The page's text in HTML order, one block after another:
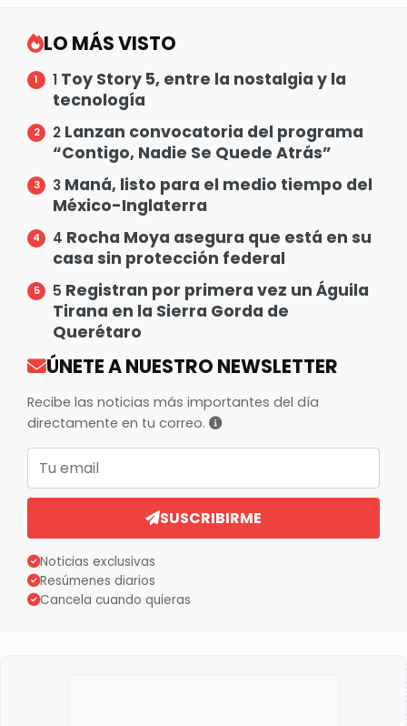
LO MÁS VISTO
1 Toy Story 5, entre la nostalgia y la
tecnología
2 Lanzan convocatoria del programa
“Contigo, Nadie Se Quede Atrás”
3 Maná, listo para el medio tiempo del
México-Inglaterra
4 Rocha Moya asegura que está en su
casa sin protección federal
5 Registran por primera vez un Águila
Tirana en la Sierra Gorda de
Querétaro
ÚNETE A NUESTRO NEWSLETTER
Recibe las noticias más importantes del día
directamente en tu correo.
SUSCRIBIRME
Noticias exclusivas
Resúmenes diarios
Cancela cuando quieras